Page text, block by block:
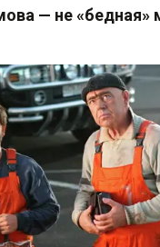
— не «бедная»